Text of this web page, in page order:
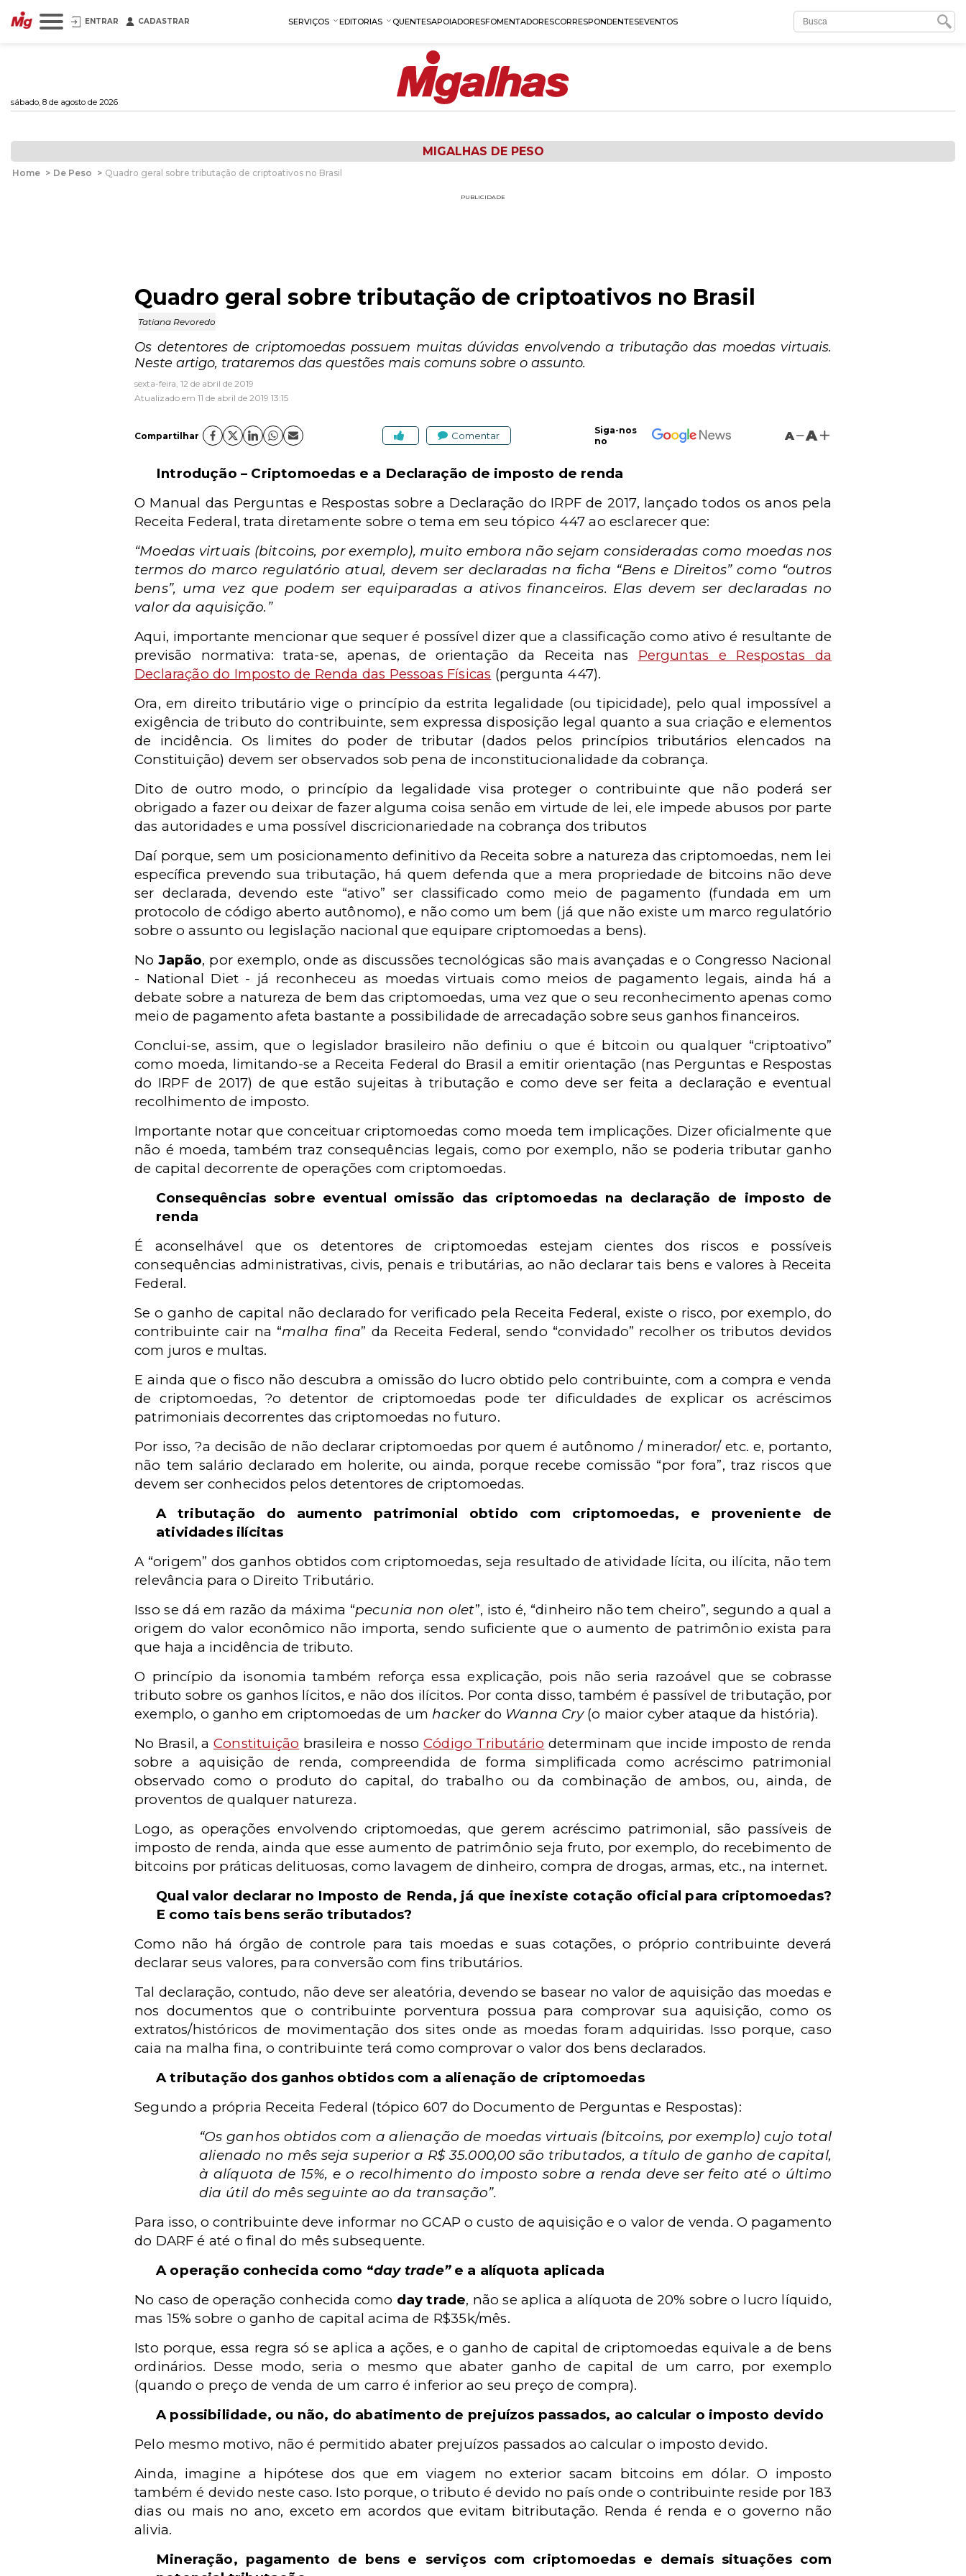
ENTRAR CADASTRAR SERVIÇOS EDITORIAS QUENTESAPOIADORESFOMENTADORESCORRESPONDENTESEVENTOS
sábado, 8 de agosto de 2026
MIGALHAS DE PESO
Home > De Peso > Quadro geral sobre tributação de criptoativos no Brasil
PUBLICIDADE
Quadro geral sobre tributação de criptoativos no Brasil
Tatiana Revoredo
Os detentores de criptomoedas possuem muitas dúvidas envolvendo a tributação das moedas virtuais.
Neste artigo, trataremos das questões mais comuns sobre o assunto.
sexta-feira, 12 de abril de 2019
Atualizado em 11 de abril de 2019 13:15
Compartilhar Comentar
Siga-nos
no
A A
Introdução – Criptomoedas e a Declaração de imposto de renda
O Manual das Perguntas e Respostas sobre a Declaração do IRPF de 2017, lançado todos os anos pela
Receita Federal, trata diretamente sobre o tema em seu tópico 447 ao esclarecer que:
“Moedas virtuais (bitcoins, por exemplo), muito embora não sejam consideradas como moedas nos
termos do marco regulatório atual, devem ser declaradas na ficha “Bens e Direitos” como “outros
bens”, uma vez que podem ser equiparadas a ativos financeiros. Elas devem ser declaradas no
valor da aquisição.”
Aqui, importante mencionar que sequer é possível dizer que a classificação como ativo é resultante de
previsão normativa: trata-se, apenas, de orientação da Receita nas Perguntas e Respostas da
Declaração do Imposto de Renda das Pessoas Físicas (pergunta 447).
Ora, em direito tributário vige o princípio da estrita legalidade (ou tipicidade), pelo qual impossível a
exigência de tributo do contribuinte, sem expressa disposição legal quanto a sua criação e elementos
de incidência. Os limites do poder de tributar (dados pelos princípios tributários elencados na
Constituição) devem ser observados sob pena de inconstitucionalidade da cobrança.
Dito de outro modo, o princípio da legalidade visa proteger o contribuinte que não poderá ser
obrigado a fazer ou deixar de fazer alguma coisa senão em virtude de lei, ele impede abusos por parte
das autoridades e uma possível discricionariedade na cobrança dos tributos
Daí porque, sem um posicionamento definitivo da Receita sobre a natureza das criptomoedas, nem lei
específica prevendo sua tributação, há quem defenda que a mera propriedade de bitcoins não deve
ser declarada, devendo este “ativo” ser classificado como meio de pagamento (fundada em um
protocolo de código aberto autônomo), e não como um bem (já que não existe um marco regulatório
sobre o assunto ou legislação nacional que equipare criptomoedas a bens).
NoJapão, por exemplo, onde as discussões tecnológicas são mais avançadas e o Congresso Nacional
- National Diet - já reconheceu as moedas virtuais como meios de pagamento legais, ainda há a
debate sobre a natureza de bem das criptomoedas, uma vez que o seu reconhecimento apenas como
meio de pagamento afeta bastante a possibilidade de arrecadação sobre seus ganhos financeiros.
Conclui-se, assim, que o legislador brasileiro não definiu o que é bitcoin ou qualquer “criptoativo”
como moeda, limitando-se a Receita Federal do Brasil a emitir orientação (nas Perguntas e Respostas
do IRPF de 2017) de que estão sujeitas à tributação e como deve ser feita a declaração e eventual
recolhimento de imposto.
Importante notar que conceituar criptomoedas como moeda tem implicações. Dizer oficialmente que
não é moeda, também traz consequências legais, como por exemplo, não se poderia tributar ganho
de capital decorrente de operações com criptomoedas.
Consequências sobre eventual omissão das criptomoedas na declaração de imposto de
renda
É aconselhável que os detentores de criptomoedas estejam cientes dos riscos e possíveis
consequências administrativas, civis, penais e tributárias, ao não declarar tais bens e valores à Receita
Federal.
Se o ganho de capital não declarado for verificado pela Receita Federal, existe o risco, por exemplo, do
contribuinte cair na “malha fina” da Receita Federal, sendo “convidado” recolher os tributos devidos
com juros e multas.
E ainda que o fisco não descubra a omissão do lucro obtido pelo contribuinte, com a compra e venda
de criptomoedas, ?o detentor de criptomoedas pode ter dificuldades de explicar os acréscimos
patrimoniais decorrentes das criptomoedas no futuro.
Por isso, ?a decisão de não declarar criptomoedas por quem é autônomo / minerador/ etc. e, portanto,
não tem salário declarado em holerite, ou ainda, porque recebe comissão “por fora”, traz riscos que
devem ser conhecidos pelos detentores de criptomoedas.
A tributação do aumento patrimonial obtido com criptomoedas, e proveniente de
atividades ilícitas
A“origem” dos ganhos obtidos com criptomoedas, seja resultado de atividade lícita, ou ilícita, não tem
relevância para o Direito Tributário.
Isso se dá em razão da máxima “pecunia non olet”, isto é, “dinheiro não tem cheiro”, segundo a qual a
origem do valor econômico não importa, sendo suficiente que o aumento de patrimônio exista para
que haja a incidência de tributo.
O princípio da isonomia também reforça essa explicação, pois não seria razoável que se cobrasse
tributo sobre os ganhos lícitos, e não dos ilícitos. Por conta disso, também é passível de tributação, por
exemplo, o ganho em criptomoedas de um hacker do Wanna Cry (o maior cyber ataque da história).
No Brasil, aConstituição brasileira e nosso Código Tributário determinam que incide imposto de renda
sobre a aquisição de renda, compreendida de forma simplificada como acréscimo patrimonial
observado como o produto do capital, do trabalho ou da combinação de ambos, ou, ainda, de
proventos de qualquer natureza.
Logo, as operações envolvendo criptomoedas, que gerem acréscimo patrimonial, são passíveis de
imposto de renda, ainda que esse aumento de patrimônio seja fruto, por exemplo, do recebimento de
bitcoins por práticas delituosas, como lavagem de dinheiro, compra de drogas, armas, etc., na internet.
Qual valor declarar no Imposto de Renda, já que inexiste cotação oficial para criptomoedas?
E como tais bens serão tributados?
Como não há órgão de controle para tais moedas e suas cotações, o próprio contribuinte deverá
declarar seus valores, para conversão com fins tributários.
Tal declaração, contudo, não deve ser aleatória, devendo se basear no valor de aquisição das moedas e
nos documentos que o contribuinte porventura possua para comprovar sua aquisição, como os
extratos/históricos de movimentação dos sites onde as moedas foram adquiridas. Isso porque, caso
caia na malha fina, o contribuinte terá como comprovar o valor dos bens declarados.
A tributação dos ganhos obtidos com a alienação de criptomoedas
Segundo a própria Receita Federal (tópico 607 do Documento de Perguntas e Respostas):
“Os ganhos obtidos com a alienação de moedas virtuais (bitcoins, por exemplo) cujo total
alienado no mês seja superior a R$ 35.000,00 são tributados, a título de ganho de capital,
à alíquota de 15%, e o recolhimento do imposto sobre a renda deve ser feito até o último
dia útil do mês seguinte ao da transação”.
Para isso, o contribuinte deve informar no GCAP o custo de aquisição e o valor de venda. O pagamento
do DARF é até o final do mês subsequente.
A operação conhecida como “day trade”e a alíquota aplicada
No caso de operação conhecida como daytrade, não se aplica a alíquota de 20% sobre o lucro líquido,
mas 15% sobre o ganho de capital acima de R$35k/mês.
Isto porque, essa regra só se aplica a ações, e o ganho de capital de criptomoedas equivale a de bens
ordinários. Desse modo, seria o mesmo que abater ganho de capital de um carro, por exemplo
(quando o preço de venda de um carro é inferior ao seu preço de compra).
A possibilidade, ou não, do abatimento de prejuízos passados, ao calcular o imposto devido
Pelo mesmo motivo, não é permitido abater prejuízos passados ao calcular o imposto devido.
Ainda, imagine a hipótese dos que em viagem no exterior sacam bitcoins em dólar. O imposto
também é devido neste caso. Isto porque, o tributo é devido no país onde o contribuinte reside por 183
dias ou mais no ano, exceto em acordos que evitam bitributação. Renda é renda e o governo não
alivia.
Mineração, pagamento de bens e serviços com criptomoedas e demais situações com